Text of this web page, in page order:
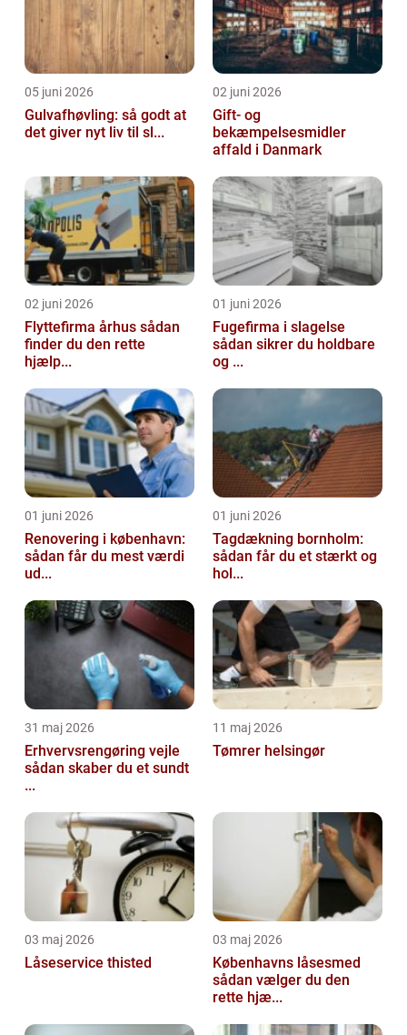
05 juni 2026
Gulvafhøvling: så godt at
det giver nyt liv til sl...
02 juni 2026
Gift- og
bekæmpelsesmidler
affald i Danmark
02 juni 2026
Flyttefirma århus sådan
finder du den rette
hjælp...
01 juni 2026
Fugefirma i slagelse
sådan sikrer du holdbare
og ...
01 juni 2026
Renovering i københavn:
sådan får du mest værdi
ud...
01 juni 2026
Tagdækning bornholm:
sådan får du et stærkt og
hol...
31 maj 2026
Erhvervsrengøring vejle
sådan skaber du et sundt
...
11 maj 2026
Tømrer helsingør
03 maj 2026
Låseservice thisted
03 maj 2026
Københavns låsesmed
sådan vælger du den
rette hjæ...